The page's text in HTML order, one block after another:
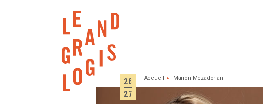
26
27
Accueil Marion Mezadorian